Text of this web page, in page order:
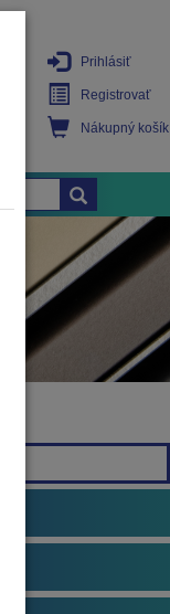
Prihlásiť
Registrovať
Nákupný košík